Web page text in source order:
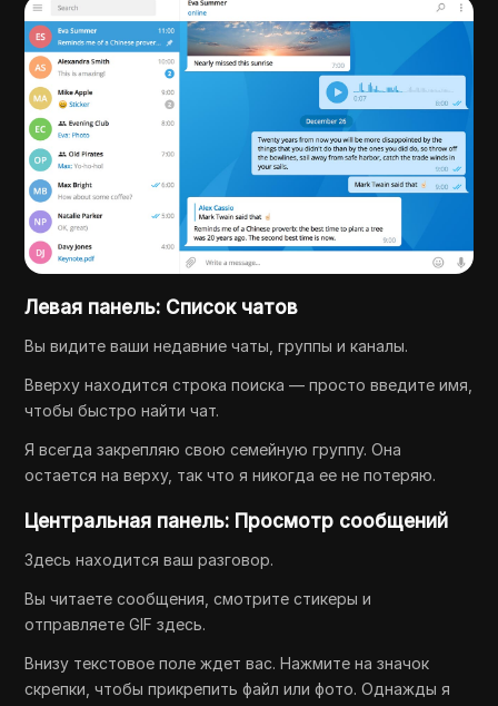
Левая панель: Список чатов
Вы видите ваши недавние чаты, группы и каналы.
Вверху находится строка поиска — просто введите имя,
чтобы быстро найти чат.
Я всегда закрепляю свою семейную группу. Она
остается на верху, так что я никогда ее не потеряю.
Центральная панель: Просмотр сообщений
Здесь находится ваш разговор.
Вы читаете сообщения, смотрите стикеры и
отправляете GIF здесь.
Внизу текстовое поле ждет вас. Нажмите на значок
скрепки, чтобы прикрепить файл или фото. Однажды я